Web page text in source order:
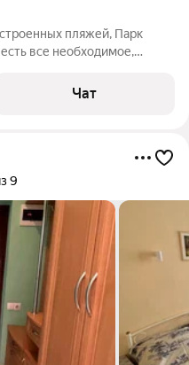
пляжей, Парк
все необходимое,
по
Чат
9